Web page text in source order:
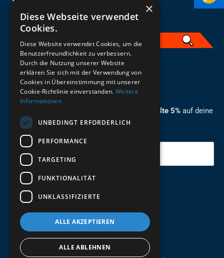
ZUM NEWSLETTER ANMELDEN
Melde dich jetzt zum Newsletter an und erhalte 5% auf deine
erste Bestellung.
Deine Email
Abschicken
German
×
Diese Webseite verwendet
Cookies.
Diese Website verwendet Cookies, um die
Benutzerfreundlichkeit zu verbessern.
Durch die Nutzung unserer Website
erklären Sie sich mit der Verwendung von
Cookies in Übereinstimmung mit unserer
Cookie-Richtlinie einverstanden. Weitere
Informationen
UNBEDINGT ERFORDERLICH
PERFORMANCE
TARGETING
FUNKTIONALITÄT
UNKLASSIFIZIERTE
ALLE AKZEPTIEREN
ALLE ABLEHNEN